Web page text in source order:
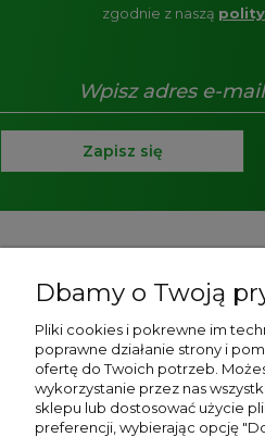
zgodnie z naszą
Zapisz się
Strony informacyjne
Moje konto
Dbamy o Twoją
Pliki cookies i pokrewne im
poprawne działanie strony i
ofertę do Twoich potrzeb.
wykorzystanie przez nas
sklepu lub dostosować użycie
preferencji, wybierając opcję